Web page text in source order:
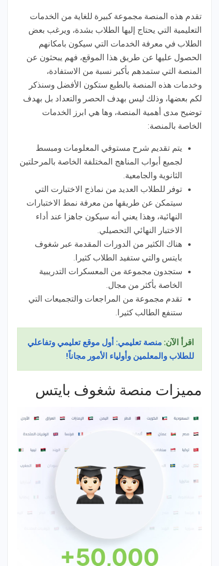
تقدم هذه المنصة مجموعة كبيرة للغاية من الخدمات
التعليمية التي يحتاج إليها الطلاب بشدة، ويرغب بعض
الطلاب في معرفة الخدمات التي سيكون بامكانهم
الحصول عليها عن طريق هذا الموقع، فهم يبحثون عن
المنصة التي ستمدهم بأكبر نسبة من الاستفادة،
وخدمات هذه المنصة بالطبع ستكون الأفضل وسنذكر
لكم بعضها، وذلك ليس بهدف الحصر والتعداد بل بهدف
توضيح مدى أهمية المنصة، وها هي ابرز الخدمات
الخاصة بالمنصة:
يتم تقديم شرح مستوفي المعلومات ومبسط
لجميع أبواب المناهج المختلفة الخاصة بالمرحلتين
الثانوية والجامعية.
توفر للطلاب العديد من نماذج الاختبارت التي
سيتمكن عن طريقها من معرفة نمط الاختبارات
النهائية، وهذا يعني أنه سيكون جاهزا عند أداء
الاختبار النهائي التحصيلي.
هناك الكثير من الدورات المقدمة عبر شغوف
بايتس والتي ستفيد الطلاب كثيرا.
ستجدون مجموعة من المعسكرات التدريبية
الخاصة بأكثر من مجال.
تقدم مجموعة من المراجعات والتجميعات التي
ستنفع الطالب كثيرا.
اقرأ الآن: منصة تعليمي: أول موقع تعليمي وتفاعلي
للطلاب والمعلمين وأولياء الأمور مجاناً!
مميزات منصة شغوف بايتس